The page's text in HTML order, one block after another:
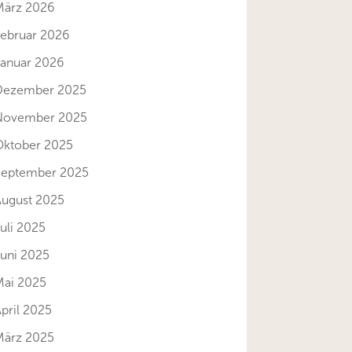
2026
2026
2026
2025
2025
2025
2025
2025
2025
2025
2025
2025
2025